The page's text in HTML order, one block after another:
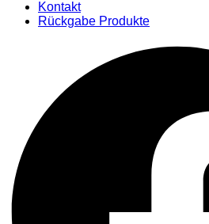
Kontakt
Rückgabe Produkte